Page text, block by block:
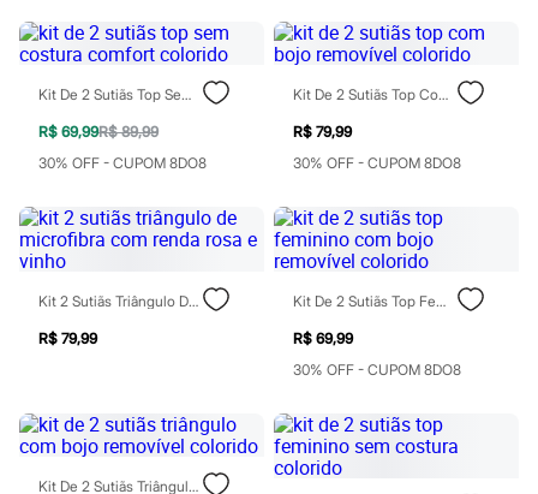
Relógios
Calçados
Botas
Sapatos
Sandálias e Papetes
Tênis
Moda esportiva
Bermudas
Camisetas
Calças
Calçados
Regatas
Cuecas
Personagens
Plus size
Kit De 2 Sutiãs Top Sem Costura Comfort Colorido
R$ 69,99R$ 89,99
30% OFF - CUPOM 8DO8
Kit De 2 Sutiãs Top Com Bojo Removível Colorido
R$ 79,99
30% OFF - CUPOM 8DO8
Kit 2 Sutiãs Triângulo De Microfibra Com Renda Rosa E Vinho
R$ 79,99
Kit De 2 Sutiãs Top Feminino Com Bojo Removível Colorido
R$ 69,99
30% OFF - CUPOM 8DO8
Kit De 2 Sutiãs Triângulo Com Bojo Removível Colorido